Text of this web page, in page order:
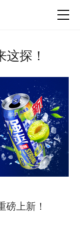
探！
绎微醺
磅上新！
全新上市
”了…
标准的声明
，和闺蜜的小
强爽的？
验！
绎微醺